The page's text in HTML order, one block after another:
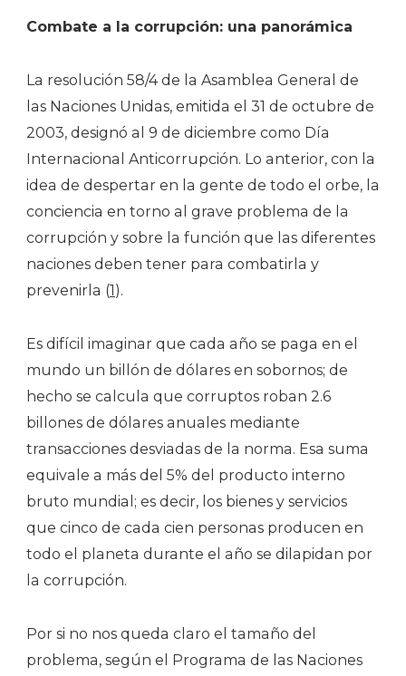
Combate a la corrupción: una panorámica
La resolución 58/4 de la Asamblea General de
las Naciones Unidas, emitida el 31 de octubre de
2003, designó al 9 de diciembre como Día
Internacional Anticorrupción. Lo anterior, con la
idea de despertar en la gente de todo el orbe, la
conciencia en torno al grave problema de la
corrupción y sobre la función que las diferentes
naciones deben tener para combatirla y
prevenirla (1).
Es difícil imaginar que cada año se paga en el
mundo un billón de dólares en sobornos; de
hecho se calcula que corruptos roban 2.6
billones de dólares anuales mediante
transacciones desviadas de la norma. Esa suma
equivale a más del 5% del producto interno
bruto mundial; es decir, los bienes y servicios
que cinco de cada cien personas producen en
todo el planeta durante el año se dilapidan por
la corrupción.
Por si no nos queda claro el tamaño del
problema, según el Programa de las Naciones